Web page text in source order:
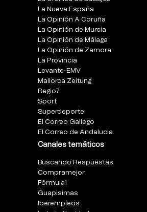
La Nueva España
La Opinión A Coruña
La Opinión de Murcia
La Opinión de Málaga
La Opinión de Zamora
La Provincia
Levante-EMV
Mallorca Zeitung
Regio7
Sport
Superdeporte
El Correo Gallego
El Correo de Andalucia
Canales temáticos
Buscando Respuestas
Compramejor
Fórmula1
Guapisimas
Iberempleos